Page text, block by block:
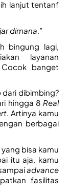
lanjut tentanf
dimana.”
bingung lagi,
banget
dari dibimbing?
hingga 8 Real
. Artinya kamu
berbagai
yang bisa kamu
itu aja, kamu
advance
fasilitas